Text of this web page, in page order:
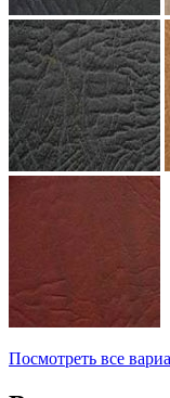
Посмотреть все